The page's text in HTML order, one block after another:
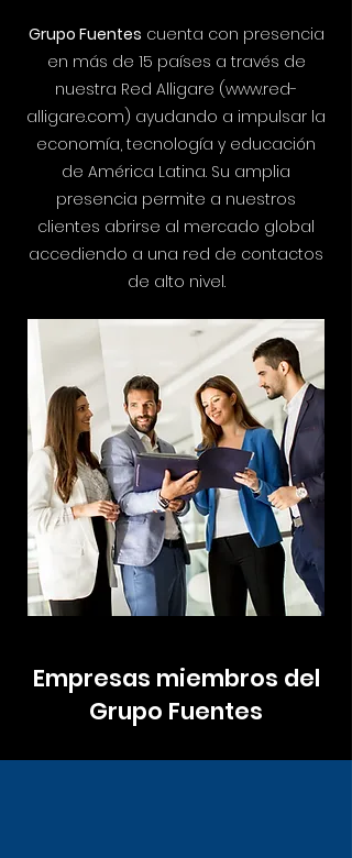
Grupo Fuentes cuenta con presencia
en más de 15 países a través de
nuestra Red Alligare (www.red-
alligare.com) ayudando a impulsar la
economía, tecnología y educación
de América Latina. Su amplia
presencia permite a nuestros
clientes abrirse al mercado global
accediendo a una red de contactos
de alto nivel.
Empresas miembros del
Grupo Fuentes